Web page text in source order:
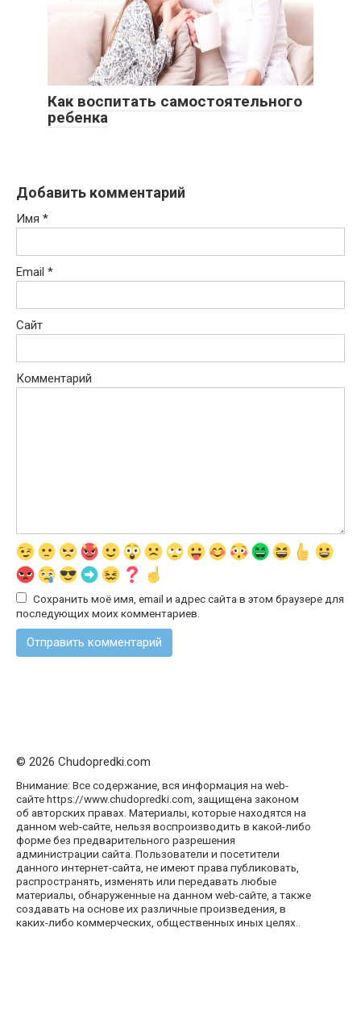
Как воспитать самостоятельного
ребенка
Добавить комментарий
Имя *
Email *
Сайт
Комментарий
Сохранить моё имя, email и адрес сайта в этом браузере для
последующих моих комментариев.
© 2026 Chudopredki.com
Внимание: Все содержание, вся информация на web-
сайте https://www.chudopredki.com, защищена законом
об авторских правах. Материалы, которые находятся на
данном web-сайте, нельзя воспроизводить в какой-либо
форме без предварительного разрешения
администрации сайта. Пользователи и посетители
данного интернет-сайта, не имеют права публиковать,
распространять, изменять или передавать любые
материалы, обнаруженные на данном web-сайте, а также
создавать на основе их различные произведения, в
каких-либо коммерческих, общественных иных целях..